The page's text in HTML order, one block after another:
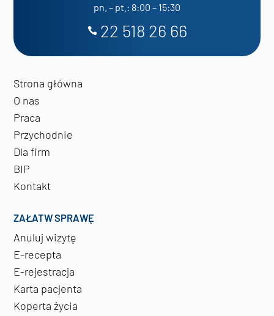
pn. – pt.: 8:00 – 15:30
22 518 26 66
Strona główna
O nas
Praca
Przychodnie
Dla firm
BIP
Kontakt
ZAŁATW SPRAWĘ
Anuluj wizytę
E-recepta
E-rejestracja
Karta pacjenta
Koperta życia